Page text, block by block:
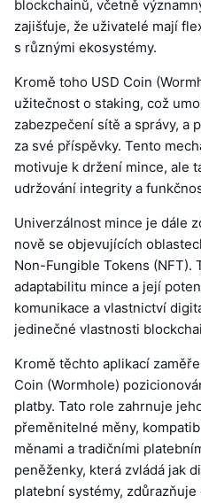
blockchainů, včetně
zajišťuje, že uživatelé mají
s různými ekosystémy.
Kromě toho USD Coin
užitečnost o staking, což
zabezpečení sítě a správy, a
za své příspěvky. Tento
motivuje k držení mince, ale
udržování integrity a
Univerzálnost mince je dále
nově se objevujících
Non-Fungible Tokens (NFT).
adaptabilitu mince a její
komunikace a vlastnictví
jedinečné vlastnosti
Kromě těchto aplikací
Coin (Wormhole)
platby. Tato role zahrnuje
přeměnitelné měny,
měnami a tradičními
peněženky, která zvládá jak
platební systémy,